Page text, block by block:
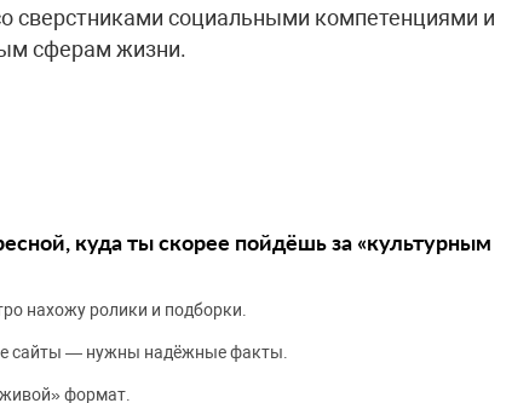
сверстниками социальными компетенциями и
сферам жизни.
куда ты скорее пойдёшь за «культурным
нахожу ролики и подборки.
сайты — нужны надёжные факты.
формат.